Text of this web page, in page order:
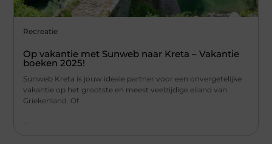
Recreatie
Op vakantie met Sunweb naar Kreta – Vakantie
boeken 2025!
Sunweb Kreta is jouw ideale partner voor een onvergetelijke
vakantie op het grootste en meest veelzijdige eiland van
Griekenland. Of